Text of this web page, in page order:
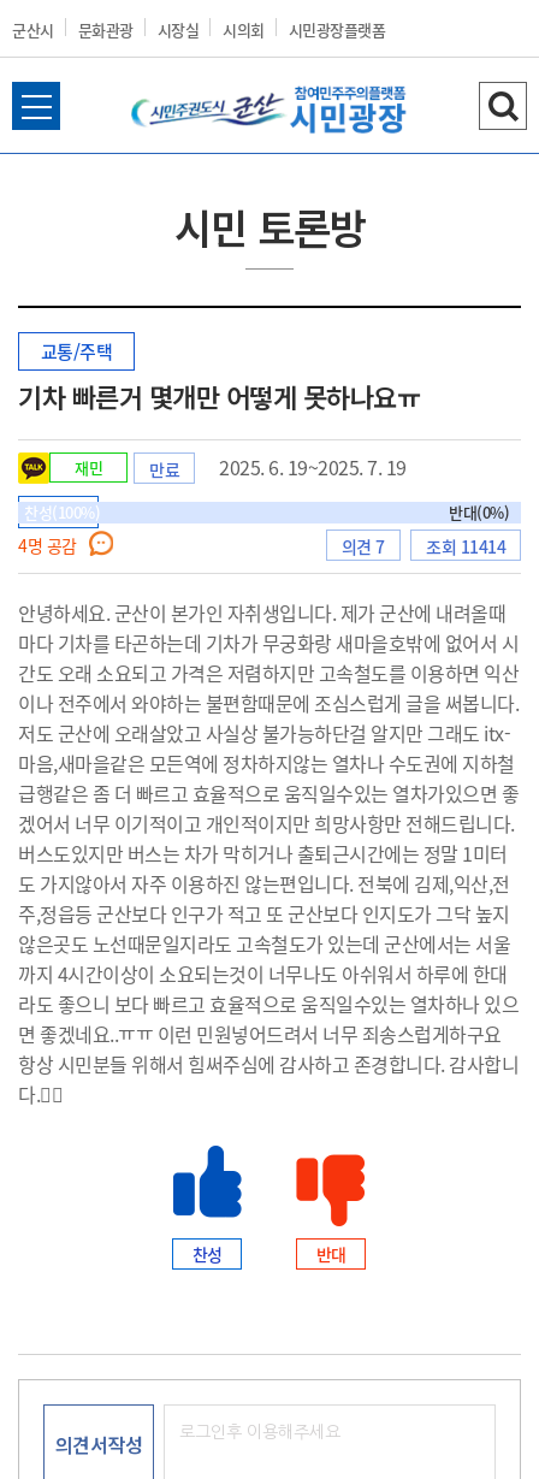
군산시 문화관광 시장실 시의회 시민광장플랫폼
군
시
홈
으
로
이
동
전
체
검
색
시민 토론방
교통/주택
기차 빠른거 몇개만 어떻게 못하나요ㅠ
재민 만료 2025. 6. 19~2025. 7. 19
찬반형
찬성(100%) 반대(0%)
4명 공감 의견 7 조회 11414
안녕하세요. 군산이 본가인 자취생입니다. 제가 군산에 내려올때
마다 기차를 타곤하는데 기차가 무궁화랑 새마을호밖에 없어서 시
간도 오래 소요되고 가격은 저렴하지만 고속철도를 이용하면 익산
이나 전주에서 와야하는 불편함때문에 조심스럽게 글을 써봅니다.
저도 군산에 오래살았고 사실상 불가능하단걸 알지만 그래도 itx-
마음,새마을같은 모든역에 정차하지않는 열차나 수도권에 지하철
급행같은 좀 더 빠르고 효율적으로 움직일수있는 열차가있으면 좋
겠어서 너무 이기적이고 개인적이지만 희망사항만 전해드립니다.
버스도있지만 버스는 차가 막히거나 출퇴근시간에는 정말 1미터
도 가지않아서 자주 이용하진 않는편입니다. 전북에 김제,익산,전
주,정읍등 군산보다 인구가 적고 또 군산보다 인지도가 그닥 높지
않은곳도 노선때문일지라도 고속철도가 있는데 군산에서는 서울
까지 4시간이상이 소요되는것이 너무나도 아쉬워서 하루에 한대
라도 좋으니 보다 빠르고 효율적으로 움직일수있는 열차하나 있으
면 좋겠네요..ㅠㅠ 이런 민원넣어드려서 너무 죄송스럽게하구요
항상 시민분들 위해서 힘써주심에 감사하고 존경합니다. 감사합니
다.🙇‍♂️
찬성 반대
의견서작성